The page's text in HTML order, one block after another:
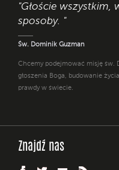
"Głoście wszystkim,
sposoby. "
Św. Dominik Guzman
Chcemy podejmować misję św.
głoszenia Boga, budowanie
prawdy w świecie.
Znajdź nas